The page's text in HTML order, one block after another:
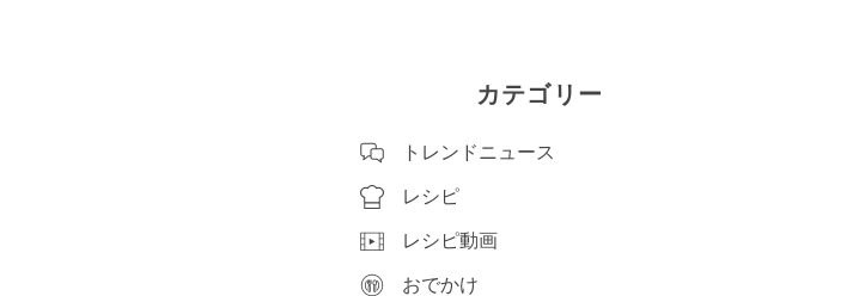
カテゴリー
トレンドニュース
レシピ
レシピ動画
おでかけ